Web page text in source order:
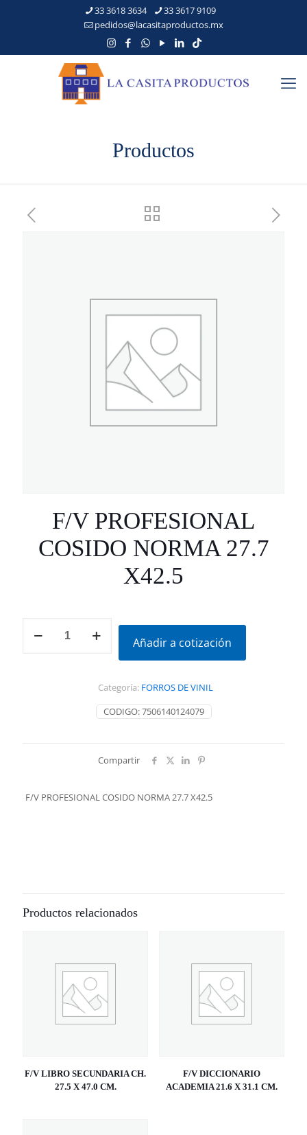
33 3618 3634
33 3617 9109
pedidos@lacasitaproductos.mx
Productos
F/V PROFESIONAL
COSIDO NORMA 27.7
X42.5
PROFESIONAL
Añadir a cotización
CODIGO:7506140124079
Categoría: FORROS DE VINIL
Compartir
F/V PROFESIONAL COSIDO NORMA 27.7 X42.5
Productos relacionados
F/V LIBRO SECUNDARIA CH.
27.5 X 47.0 CM.
F/V DICCIONARIO
ACADEMIA 21.6 X 31.1 CM.